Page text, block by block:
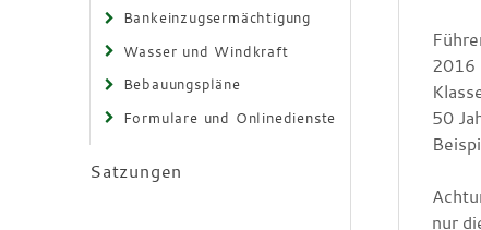
Bankeinzugsermächtigung
Wasser und Windkraft
Bebauungspläne
Formulare und Onlinedienste
Satzungen
2016
50
nur